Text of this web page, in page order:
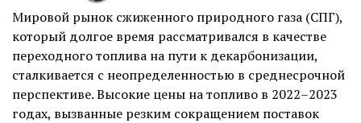
Мировой рынок сжиженного природного газа (СПГ),
который долгое время рассматривался в качестве
переходного топлива на пути к декарбонизации,
сталкивается с неопределенностью в среднесрочной
перспективе. Высокие цены на топливо в 2022–2023
годах, вызванные резким сокращением поставок